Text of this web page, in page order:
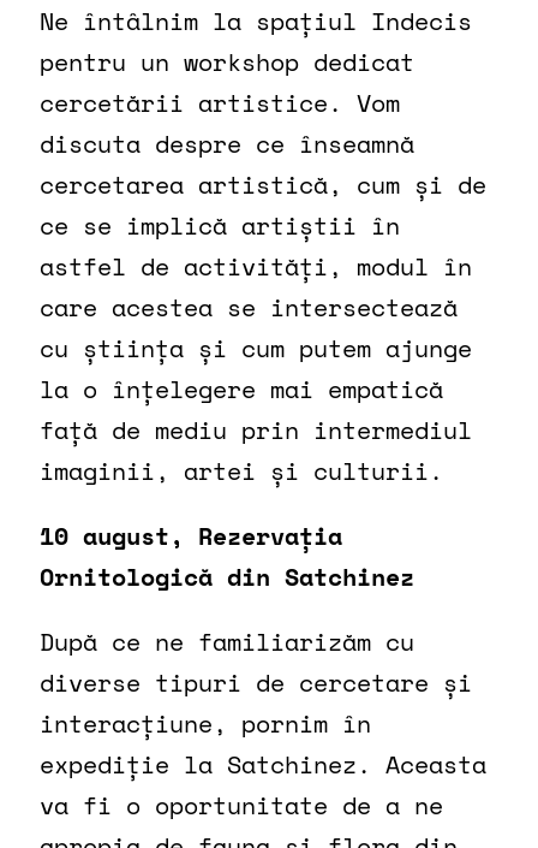
Ne întâlnim la spațiul Indecis
pentru un workshop dedicat
cercetării artistice. Vom
discuta despre ce înseamnă
cercetarea artistică, cum și de
ce se implică artiștii în
astfel de activități, modul în
care acestea se intersectează
cu știința și cum putem ajunge
la o înțelegere mai empatică
față de mediu prin intermediul
imaginii, artei și culturii.
10 august, Rezervația
Ornitologică din Satchinez
După ce ne familiarizăm cu
diverse tipuri de cercetare și
interacțiune, pornim în
expediție la Satchinez. Aceasta
va fi o oportunitate de a ne